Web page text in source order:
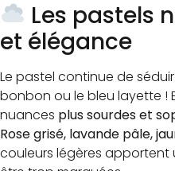
Les pastels
et élégance
Le pastel continue de
bonbon ou le bleu layette !
nuances plus sourdes et
Rose grisé, lavande pâle,
couleurs légères